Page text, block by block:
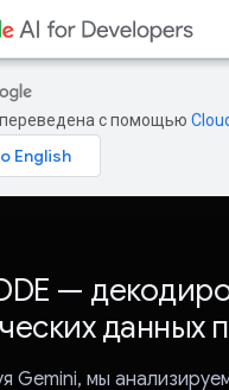
с помощью
—
данных
Gemini, мы